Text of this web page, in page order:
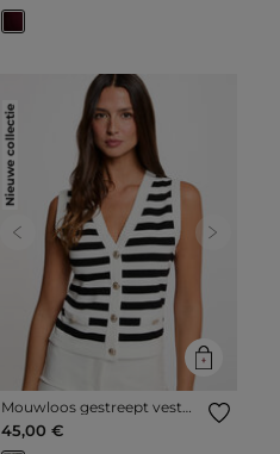
Nieuwe collectie
Previous Next
Mouwloos gestreept vest
helder wit vrouw
45,00 €